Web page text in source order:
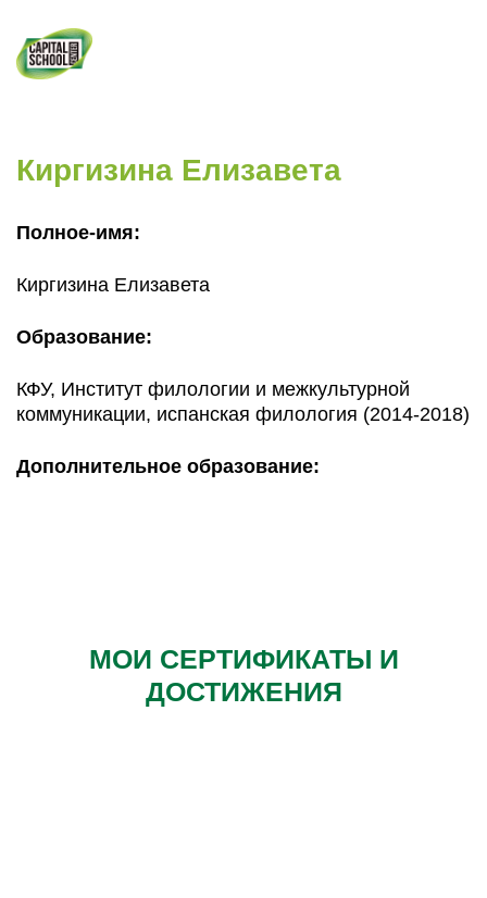
Главная
Киргизина Елизавета
Полное-имя:
Киргизина Елизавета
Образование:
КФУ, Институт филологии и межкультурной
коммуникации, испанская филология (2014-2018)
Дополнительное образование:
МОИ СЕРТИФИКАТЫ И
ДОСТИЖЕНИЯ